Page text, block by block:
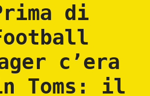
di
c’era
Toms: il